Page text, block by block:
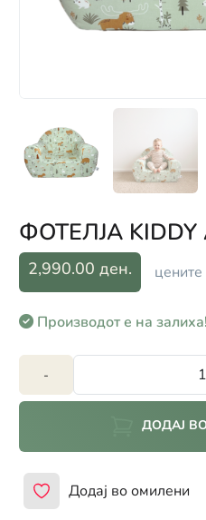
ФОТЕЛЈА KIDDY
2,990.00 ден.
Производот е на залиха!
-
ДОДАЈ
Додај во омилени